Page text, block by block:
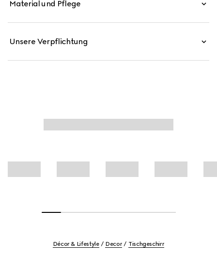
Material und Pflege
Unsere Verpflichtung
Décor & Lifestyle Decor Tischgeschirr